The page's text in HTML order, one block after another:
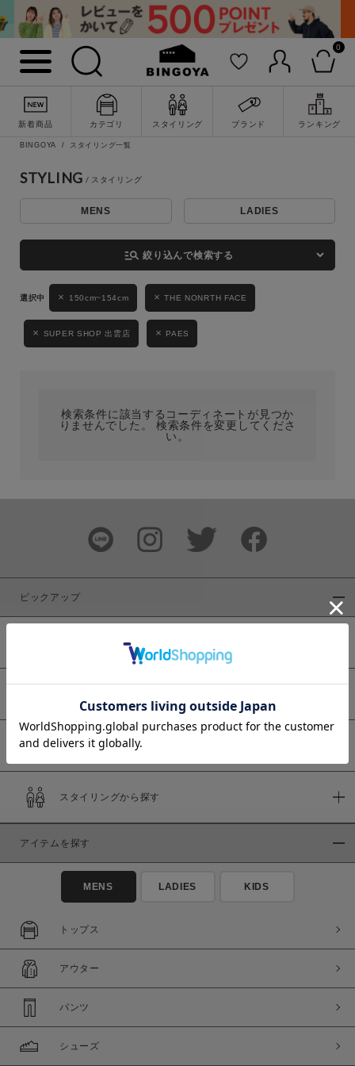
0
新着商品 カテゴリ スタイリング ブランド ランキング
詳細検索
性別
MENS LADIES
価格
商品タイプ
通常商品
在庫
BINGOYA スタイリング一覧
STYLING
MENS LADIES
manage_search 絞り込んで検索する
150cm~154cm THE NONRTH FACE
SUPER SHOP 出雲店 PAES
検索条件に該当するコーディネートが見つか
りませんでした。 検索条件を変更してくださ
い。
ピックアップ
予約商品
スタイリングから探す
アイテムを探す
MENS LADIES KIDS
トップス
アウター
パンツ
シューズ